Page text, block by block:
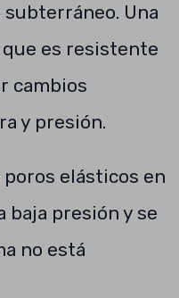
Una
es resistente
cambios
y presión.
poros elásticos en
baja presión y se
no está